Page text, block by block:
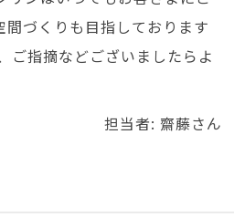
づくりも目指しております
指摘などございましたらよ
担当者: 齋藤さん